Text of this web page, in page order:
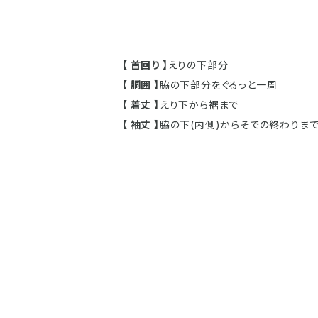
【 首回り 】 えりの下部分
【 胴囲 】 脇の下部分をぐるっと一周
【 着丈 】 えり下から裾まで
【 袖丈 】 脇の下(内側)からそでの終わりま